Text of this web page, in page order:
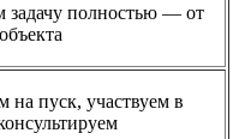
задачу полностью — от
на пуск, участвуем в